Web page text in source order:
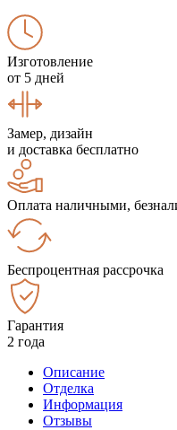
Изготовление
от 5 дней
Замер, дизайн
и доставка бесплатно
Оплата наличными,
Беспроцентная рассрочка
Гарантия
2 года
Описание
Отделка
Информация
Отзывы